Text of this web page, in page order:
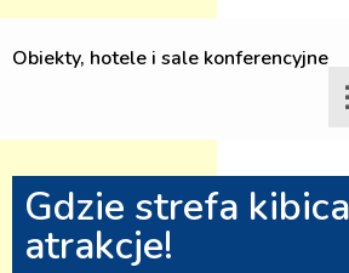
Obiekty, hotele i sale konferencyjne
Gdzie strefa
atrakcje!